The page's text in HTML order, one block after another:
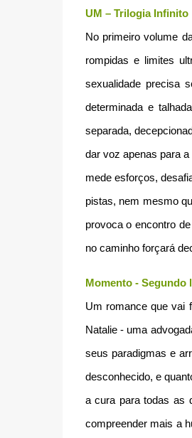
UM – Trilogia Infinito
No primeiro volume
rompidas e limites
sexualidade precisa
determinada e
separada,
dar voz apenas para
mede esforços,
pistas, nem mesmo
provoca o encontro
no caminho forçará
Momento -
Um romance que vai
Natalie - uma
seus paradigmas e
desconhecido, e
a cura para todas as
compreender mais a